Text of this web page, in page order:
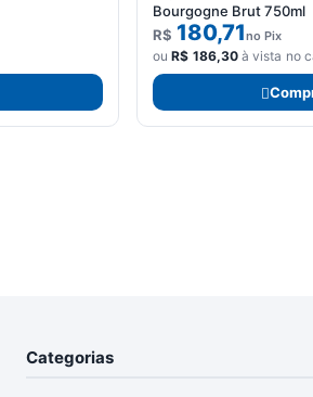
Bourgogne Brut 750ml
R$ 180,71no Pix
ouR$ 186,30à vista no
Categorias